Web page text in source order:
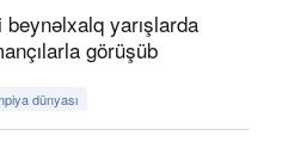
yarışlarda
görüşüb
dünyası